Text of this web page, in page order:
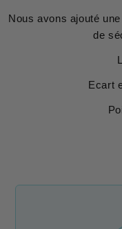
Nous avons ajouté
de
Ecart